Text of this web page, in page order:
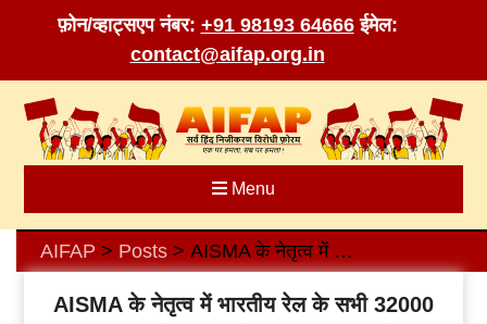
फ़ोन/व्हाट्सएप नंबर: +91 98193 64666 ईमेल:
contact@aifap.org.in
content
Menu
AIFAP > Posts> AISMA के नेतृत्व में भारतीय रेल के सभी 32000 स्टेशन मास्टर्स अपनी माँगों के लिए 31 मई को एक साथ सामूहिक अवकाश पर होंगे
AISMA के नेतृत्व में भारतीय रेल के सभी 32000